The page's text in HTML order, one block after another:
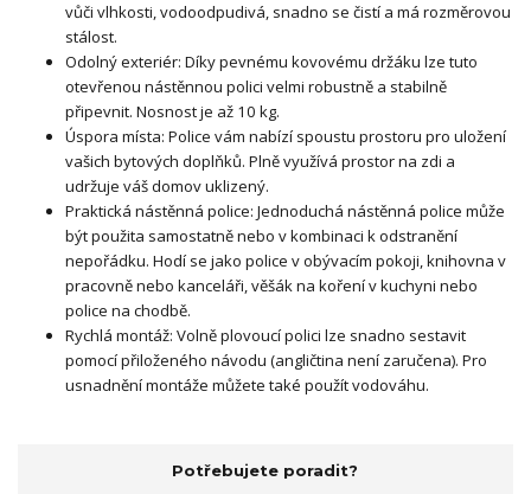
vůči vlhkosti, vodoodpudivá, snadno se čistí a má rozměrovou
stálost.
Odolný exteriér: Díky pevnému kovovému držáku lze tuto
otevřenou nástěnnou polici velmi robustně a stabilně
připevnit. Nosnost je až 10 kg.
Úspora místa: Police vám nabízí spoustu prostoru pro uložení
vašich bytových doplňků. Plně využívá prostor na zdi a
udržuje váš domov uklizený.
Praktická nástěnná police: Jednoduchá nástěnná police může
být použita samostatně nebo v kombinaci k odstranění
nepořádku. Hodí se jako police v obývacím pokoji, knihovna v
pracovně nebo kanceláři, věšák na koření v kuchyni nebo
police na chodbě.
Rychlá montáž: Volně plovoucí polici lze snadno sestavit
pomocí přiloženého návodu (angličtina není zaručena). Pro
usnadnění montáže můžete také použít vodováhu.
Potřebujete poradit?